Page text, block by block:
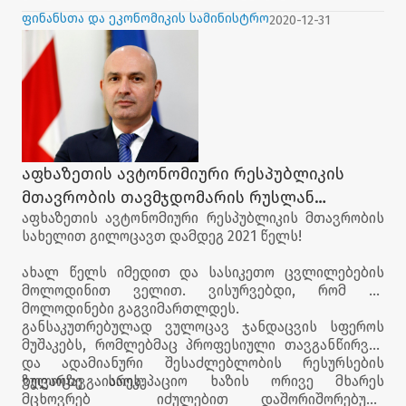
და მასთან დაკავშირებით განსახორციელებელი
ღონისძიებების შესახებ ინფორმაცია მიაწოდეს.
ფინანსთა და ეკონომიკის სამინისტრო2020-12-31
აფხაზეთის ავტონომიური რესპუბლიკის
მთავრობის თავმჯდომარის რუსლან
აბაშიძის საახალწლო მილოცვა
აფხაზეთის ავტონომიური რესპუბლიკის მთავრობის
სახელით გილოცავთ დამდეგ 2021 წელს!
ახალ წელს იმედით და სასიკეთო ცვლილებების
მოლოდინით ველით. ვისურვებდი, რომ ეს
მოლოდინები გაგვიმართლდეს.
განსაკუთრებულად ვულოცავ ჯანდაცვის სფეროს
მუშაკებს, რომლებმაც პროფესიული თავგანწირვის
და ადამიანური შესაძლებლობის რესურსების
ზღვარზე გაიარეს.
ვულოცავ საოკუპაციო ხაზის ორივე მხარეს
მცხოვრებ იძულებით დაშორიშორებულ